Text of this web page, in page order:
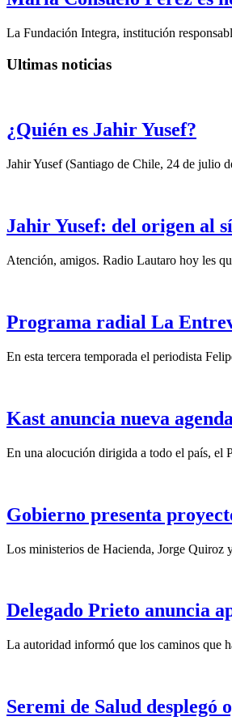
La Fundación Integra, institución
Ultimas noticias
¿Quién es Jahir Yusef?
Jahir Yusef (Santiago de Chile, 24 de julio
Jahir Yusef: del origen al
Atención, amigos. Radio Lautaro hoy les
Programa radial La
En esta tercera temporada el periodista
Kast anuncia nueva
En una alocución dirigida a todo el país, el
Gobierno presenta
Los ministerios de Hacienda, Jorge Quiroz
Delegado Prieto anuncia
La autoridad informó que los caminos que
Seremi de Salud